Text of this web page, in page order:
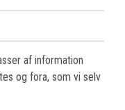
af information
og fora, som vi selv